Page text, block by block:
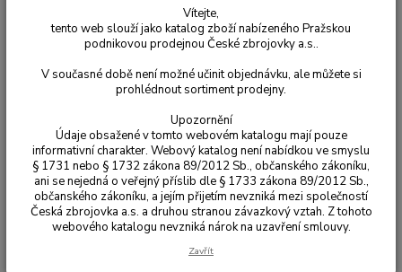
O nás
tento web slouží jako katalog zboží nabízeného Pražskou
podnikovou prodejnou České zbrojovky a.s..
V současné době není možné učinit objednávku, ale můžete si
prohlédnout sortiment prodejny.
Upozornění
Údaje obsažené v tomto webovém katalogu mají pouze
informativní charakter. Webový katalog není nabídkou ve smyslu
§ 1731 nebo § 1732 zákona 89/2012 Sb., občanského zákoníku,
ani se nejedná o veřejný příslib dle § 1733 zákona 89/2012 Sb.,
Vítejte,
tento web slouží jako katalog zboží nabízeného Pražskou
podnikovou prodejnou České zbrojovky a.s..
V současné době není možné učinit objednávku, ale můžete si
prohlédnout sortiment prodejny.
Upozornění
Údaje obsažené v tomto webovém katalogu mají pouze
informativní charakter. Webový katalog není nabídkou ve smyslu
§ 1731 nebo § 1732 zákona 89/2012 Sb., občanského zákoníku,
ani se nejedná o veřejný příslib dle § 1733 zákona 89/2012 Sb.,
občanského zákoníku, a jejím přijetím nevzniká mezi společností
Česká zbrojovka a.s. a druhou stranou závazkový vztah. Z tohoto
webového katalogu nevzniká nárok na uzavření smlouvy.
Zavřít